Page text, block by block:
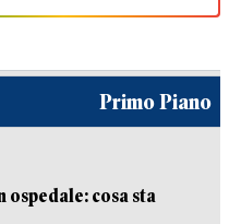
Primo Piano
ospedale: cosa sta